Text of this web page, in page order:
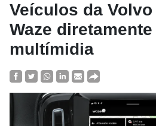
Veículos da
Waze
multímidia